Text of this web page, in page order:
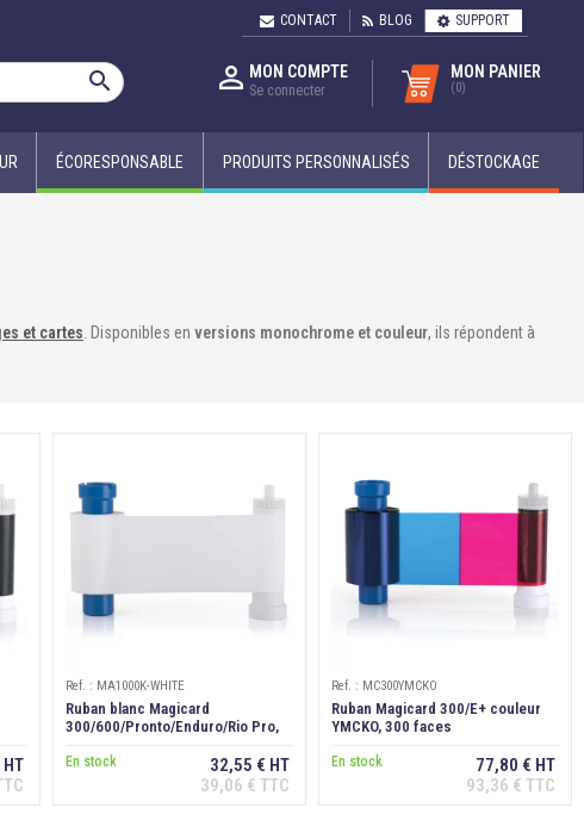
CONTACT BLOG SUPPORT
  MON COMPTE
Se connecter
MON PANIER
(0)
ÉCORESPONSABLE PRODUITS PERSONNALISÉS DÉSTOCKAGE
et cartes . Disponibles en versions monochrome et couleur, ils répondent à
Ref. : MA1000K-WHITE
Ruban blanc Magicard
300/600/Pronto/Enduro/Rio Pro,
En stock
32,55 € HT
39,06 € TTC
Ref. : MC300YMCKO
Ruban Magicard 300/E+ couleur
YMCKO, 300 faces
En stock
77,80 € HT
93,36 € TTC